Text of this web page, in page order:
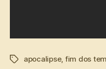
Tagsapocalipse, fim dos